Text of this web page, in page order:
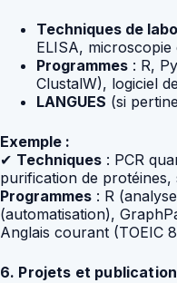
Techniques de
ELISA,
Programmes : R,
ClustalW), logiciel
LANGUES (si
Exemple :
✔ Techniques : PCR
purification de
Programmes : R
(automatisation),
Anglais courant (TOEIC
6. Projets et